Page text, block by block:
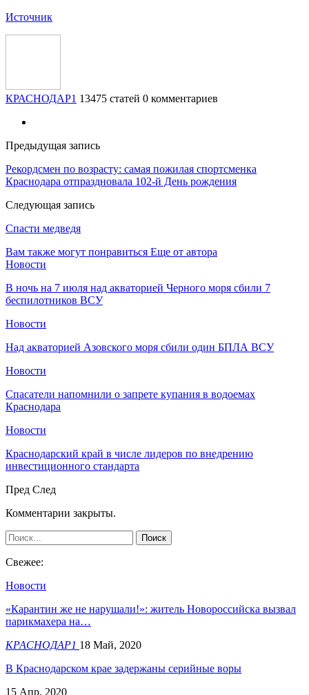
Источник
КРАСНОДАР1 13475 статей 0 комментариев
Предыдущая запись
Рекордсмен по возрасту: самая пожилая спортсменка
Краснодара отпраздновала 102-й День рождения
Следующая запись
Спасти медведя
Вам также могут понравиться Еще от автора
Новости
В ночь на 7 июля над акваторией Черного моря сбили 7
беспилотников ВСУ
Новости
Над акваторией Азовского моря сбили один БПЛА ВСУ
Новости
Спасатели напомнили о запрете купания в водоемах
Краснодара
Новости
Краснодарский край в числе лидеров по внедрению
инвестиционного стандарта
Пред След
Комментарии закрыты.
Свежее:
Новости
«Карантин же не нарушали!»: житель Новороссийска вызвал
парикмахера на…
КРАСНОДАР1 18 Май, 2020
В Краснодарском крае задержаны серийные воры
15 Апр, 2020